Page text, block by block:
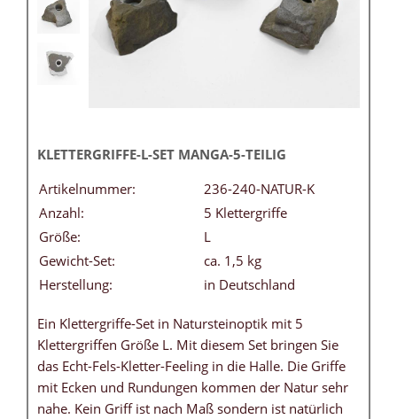
KLETTERGRIFFE-L-SET MANGA-5-TEILIG
Artikelnummer:
236-240-NATUR-K
Anzahl:
5 Klettergriffe
Größe:
L
Gewicht-Set:
ca. 1,5 kg
Herstellung:
in Deutschland
Ein Klettergriffe-Set in Natursteinoptik mit 5
Klettergriffen Größe L. Mit diesem Set bringen Sie
das Echt-Fels-Kletter-Feeling in die Halle. Die Griffe
mit Ecken und Rundungen kommen der Natur sehr
nahe. Kein Griff ist nach Maß sondern ist natürlich